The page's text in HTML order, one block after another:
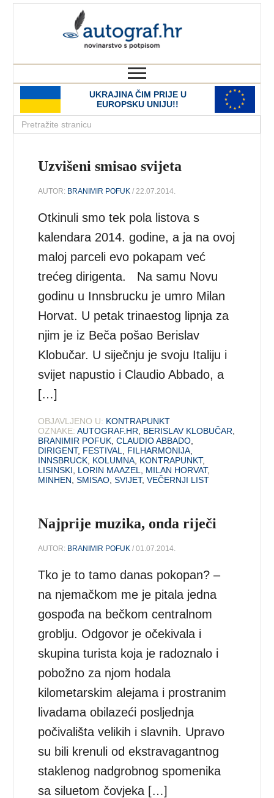
UKRAJINA ČIM PRIJE U
EUROPSKU UNIJU!!
Uzvišeni smisao svijeta
AUTOR: BRANIMIR POFUK / 22.07.2014.
Otkinuli smo tek pola listova s
kalendara 2014. godine, a ja na ovoj
maloj parceli evo pokapam već
trećeg dirigenta. Na samu Novu
godinu u Innsbrucku je umro Milan
Horvat. U petak trinaestog lipnja za
njim je iz Beča pošao Berislav
Klobučar. U siječnju je svoju Italiju i
svijet napustio i Claudio Abbado, a
[…]
OBJAVLJENO U: KONTRAPUNKT
OZNAKE: AUTOGRAF.HR BERISLAV KLOBUČAR
BRANIMIR POFUK ,CLAUDIO ABBADO
DIRIGENT, FESTIVAL FILHARMONIJA
INNSBRUCK KOLUMNA KONTRAPUNKT,
LISINSKI
LORIN MAAZEL MILAN HORVAT,
MINHEN ,SMISAO ,SVIJET,VEČERNJI LIST
Najprije muzika, onda riječi
AUTOR: BRANIMIR POFUK / 01.07.2014.
Tko je to tamo danas pokopan? –
na njemačkom me je pitala jedna
gospođa na bečkom centralnom
groblju. Odgovor je očekivala i
skupina turista koja je radoznalo i
pobožno za njom hodala
kilometarskim alejama i prostranim
livadama obilazeći posljednja
počivališta velikih i slavnih. Upravo
su bili krenuli od ekstravagantnog
staklenog nadgrobnog spomenika
sa siluetom čovjeka […]